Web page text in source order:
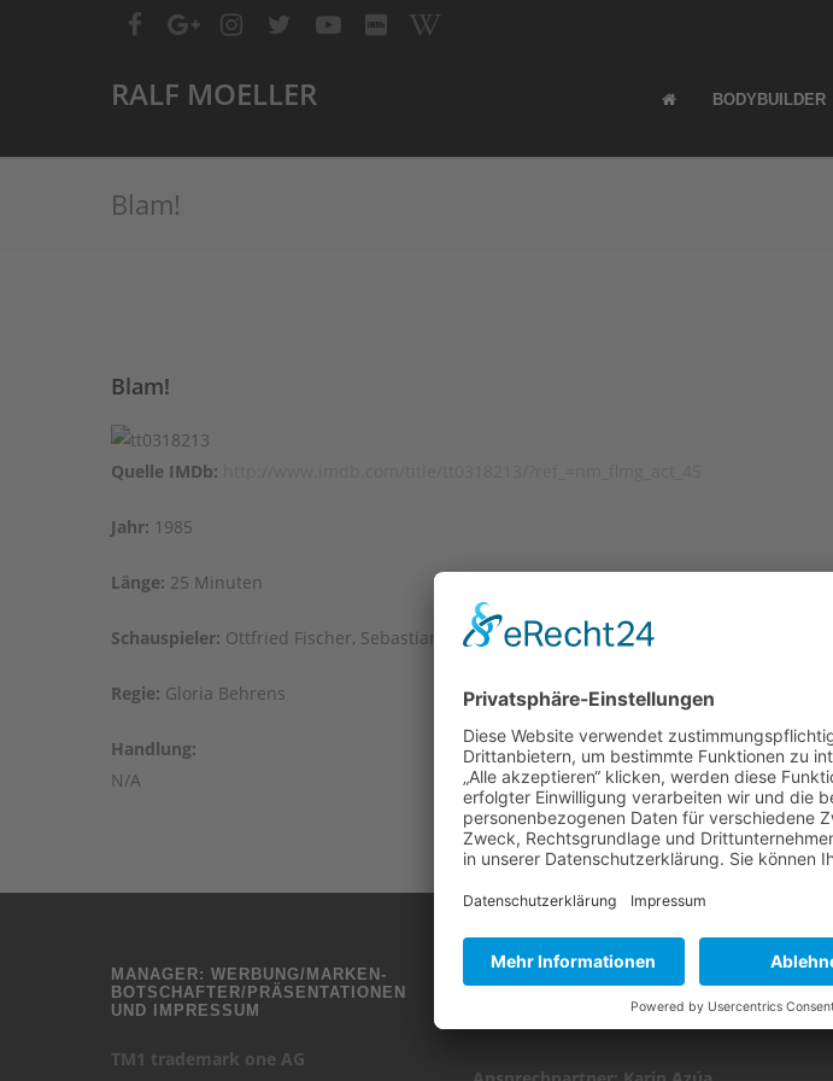
RALF MOELLER BODYBUILDER
Blam!
Blam!
Quelle IMDb:
Jahr: 1985
Länge: 25 Minuten
Schauspieler: Ottfried Fischer, Sebastian Deutschmann, Dolly Dollar, Sigi Hümmer
Regie: Gloria Behrens
Handlung:
N/A
MANAGER: WERBUNG/MARKEN-
BOTSCHAFTER/PRÄSENTATIONEN
UND IMPRESSUM
TM1 trademark one AG
ANFRAGEN TV-SHOWS/QUIZ